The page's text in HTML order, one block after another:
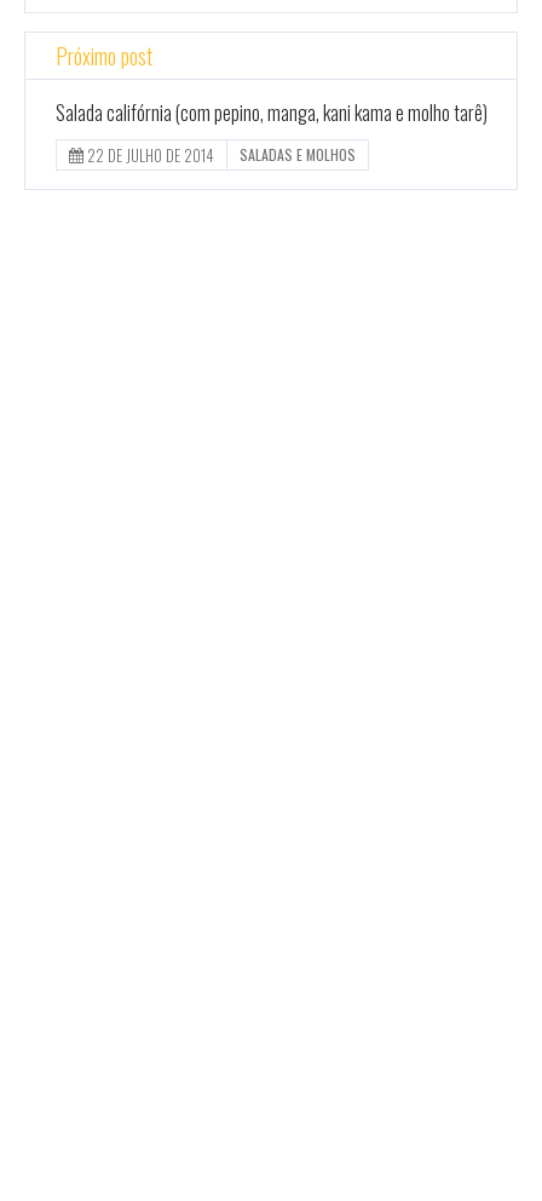
Próximo post
Salada califórnia (com pepino, manga, kani kama e molho tarê)
22 DE JULHO DE 2014 SALADAS E MOLHOS